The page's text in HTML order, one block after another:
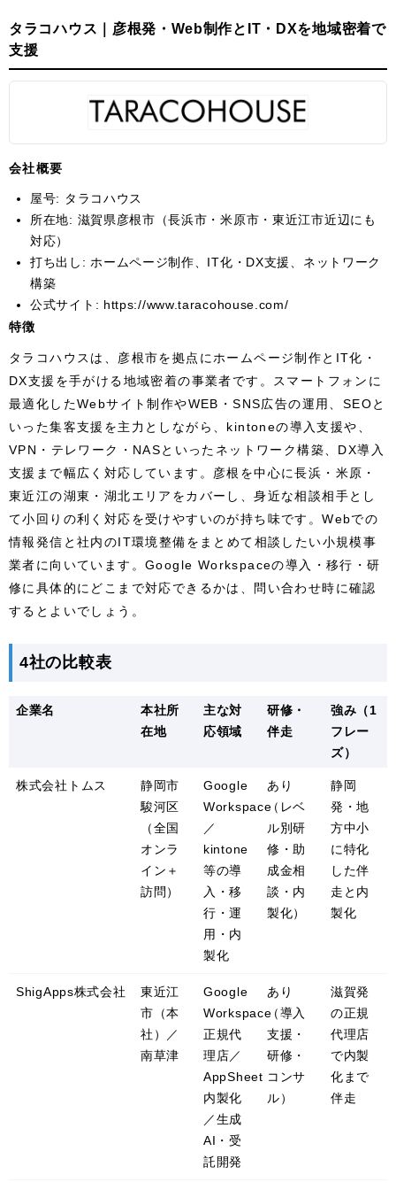
タラコハウス｜彦根発・Web制作とIT・DXを地域密着で
支援
会社概要
屋号: タラコハウス
所在地: 滋賀県彦根市（長浜市・米原市・東近江市近辺にも
対応）
打ち出し: ホームページ制作、IT化・DX支援、ネットワーク
構築
公式サイト: https://www.taracohouse.com/
特徴
タラコハウスは、彦根市を拠点にホームページ制作とIT化・
DX支援を手がける地域密着の事業者です。スマートフォンに
最適化したWebサイト制作やWEB・SNS広告の運用、SEOと
いった集客支援を主力としながら、kintoneの導入支援や、
VPN・テレワーク・NASといったネットワーク構築、DX導入
支援まで幅広く対応しています。彦根を中心に長浜・米原・
東近江の湖東・湖北エリアをカバーし、身近な相談相手とし
て小回りの利く対応を受けやすいのが持ち味です。Webでの
情報発信と社内のIT環境整備をまとめて相談したい小規模事
業者に向いています。Google Workspaceの導入・移行・研
修に具体的にどこまで対応できるかは、問い合わせ時に確認
するとよいでしょう。
4社の比較表
企業名
本社所
在地
主な対
応領域
研修・
伴走
強み（1
フレー
ズ）
株式会社トムス
静岡市
駿河区
（全国
オンラ
イン＋
訪問）
Google
Workspace
／
kintone
等の導
入・移
行・運
用・内
製化
あり
（レベ
ル別研
修・助
成金相
談・内
製化）
静岡
発・地
方中小
に特化
した伴
走と内
製化
ShigApps株式会社
東近江
市（本
社）／
南草津
Google
Workspace
正規代
理店／
AppSheet
内製化
／生成
AI・受
託開発
あり
（導入
支援・
研修・
コンサ
ル）
滋賀発
の正規
代理店
で内製
化まで
伴走